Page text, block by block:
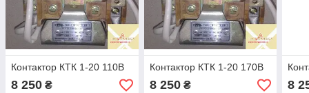
Контактор КТК 1-20 110В
8 250 ₴
Контактор КТК 1-20 170В
8 250₴ 8